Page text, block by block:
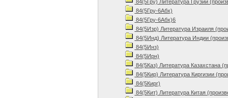
84(5Гру) Литература Грузии
84(5Гру-6Абх)
84(5Гру-6Абх)6
84(5Изр) Литература Израиля
84(5Инд) Литература Индии
84(5Инз)
84(5Ирн)
84(5Каз) Литература Казахстана
84(5Кир) Литература Киргизии
84(5Кирг)
84(5Кит) Литература Китая